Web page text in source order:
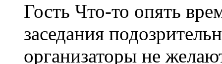
Гость Что-то опять
заседания
организаторы не